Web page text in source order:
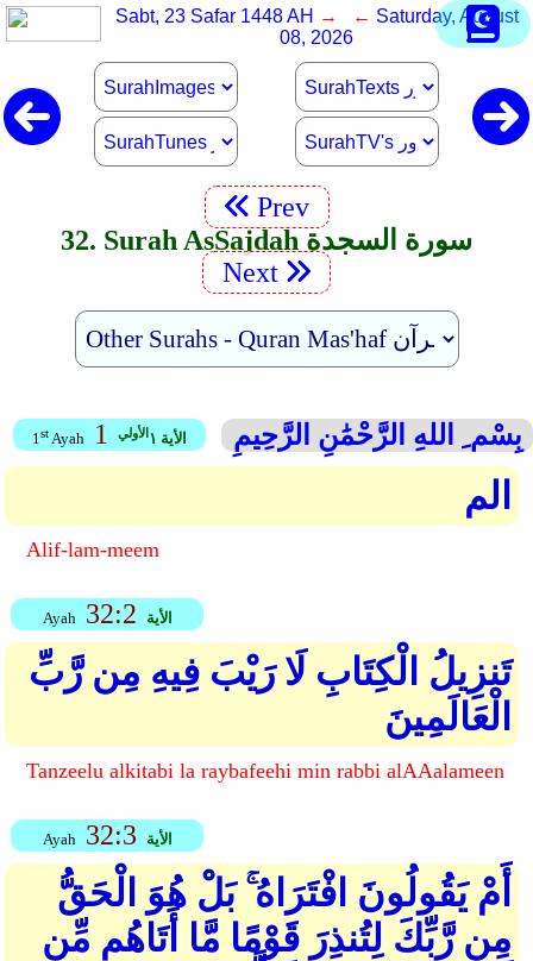
Sabt, 23 Safar 1448 AH → ← Saturday, August
08, 2026
Prev
32. Surah As­Sajdah سورة السجدة
Next
1stAyah 1 الأية ١ الأولي بِسْم ِ اللهِ الرَّحْمَٰنِ الرَّحِيمِ
الم
Alif-lam-meem
Ayah 32:2 الأية
تَنزِيلُ الْكِتَابِ لَا رَيْبَ فِيهِ مِن رَّبِّ
الْعَالَمِينَ
Tanzeelu alkitabi la raybafeehi min rabbi alAAalameen
Ayah 32:3 الأية
أَمْ يَقُولُونَ افْتَرَاهُ ۚ بَلْ هُوَ الْحَقُّ
مِن رَّبِّكَ لِتُنذِرَ قَوْمًا مَّا أَتَاهُم مِّن